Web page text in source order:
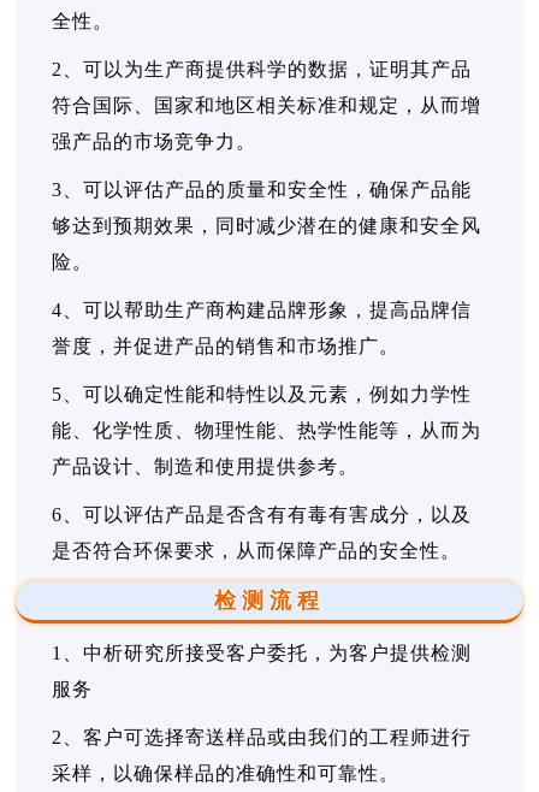
全性。
2、可以为生产商提供科学的数据，证明其产品
符合国际、国家和地区相关标准和规定，从而增
强产品的市场竞争力。
3、可以评估产品的质量和安全性，确保产品能
够达到预期效果，同时减少潜在的健康和安全风
险。
4、可以帮助生产商构建品牌形象，提高品牌信
誉度，并促进产品的销售和市场推广。
5、可以确定性能和特性以及元素，例如力学性
能、化学性质、物理性能、热学性能等，从而为
产品设计、制造和使用提供参考。
6、可以评估产品是否含有有毒有害成分，以及
是否符合环保要求，从而保障产品的安全性。
检测流程
1、中析研究所接受客户委托，为客户提供检测
服务
2、客户可选择寄送样品或由我们的工程师进行
采样，以确保样品的准确性和可靠性。